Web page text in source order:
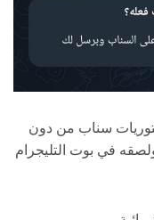
سناب من دون
في بوت التليجرام